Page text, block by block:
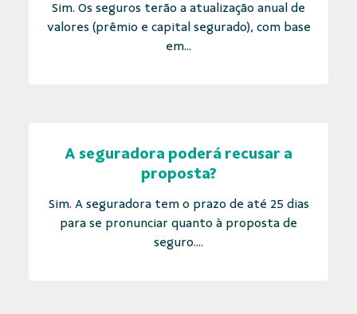
Sim. Os seguros terão a atualização anual de
valores (prêmio e capital segurado), com base
em...
A seguradora poderá recusar a
proposta?
Sim. A seguradora tem o prazo de até 25 dias
para se pronunciar quanto à proposta de
seguro....